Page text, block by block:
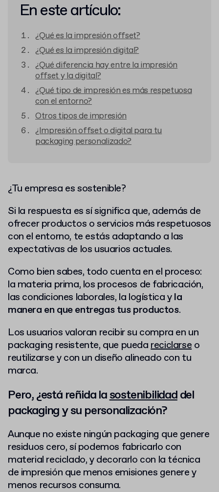
En este artículo:
¿Qué es la impresión offset?
¿Qué es la impresión digital?
¿Qué diferencia hay entre la impresión
offset y la digital?
¿Qué tipo de impresión es más respetuosa
con el entorno?
Otros tipos de impresión
¿Impresión offset o digital para tu
packaging personalizado?
¿Tu empresa es sostenible?
Si la respuesta es sí significa que, además de
ofrecer productos o servicios más respetuosos
con el entorno, te estás adaptando a las
expectativas de los usuarios actuales.
Como bien sabes, todo cuenta en el proceso:
la materia prima, los procesos de fabricación,
las condiciones laborales, la logística yla
manera en que entregas tus productos.
Los usuarios valoran recibir su compra en un
packaging resistente, que puedareciclarseo
reutilizarse y con un diseño alineado con tu
marca.
Pero, ¿está reñida lasostenibilidaddel
packaging y su personalización?
Aunque no existe ningún packaging que genere
residuos cero, sí podemos fabricarlo con
material reciclado, y decorarlo con la técnica
de impresión que menos emisiones genere y
menos recursos consuma.